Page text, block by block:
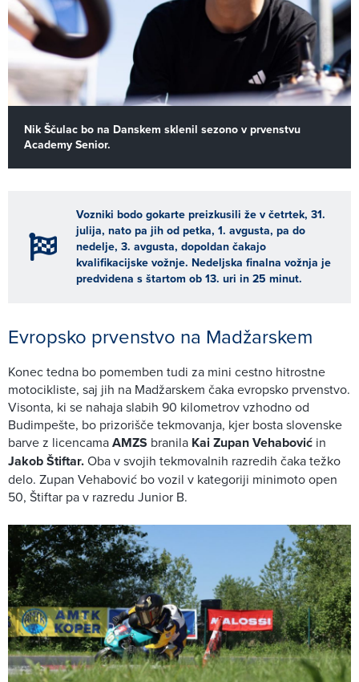
Nik Ščulac bo na Danskem sklenil sezono v prvenstvu
Academy Senior.
Vozniki bodo gokarte preizkusili že v četrtek, 31.
julija, nato pa jih od petka, 1. avgusta, pa do
nedelje, 3. avgusta, dopoldan čakajo
kvalifikacijske vožnje. Nedeljska finalna vožnja je
predvidena s štartom ob 13. uri in 25 minut.
Evropsko prvenstvo na Madžarskem
Konec tedna bo pomemben tudi za mini cestno hitrostne
motocikliste, saj jih na Madžarskem čaka evropsko prvenstvo.
Visonta, ki se nahaja slabih 90 kilometrov vzhodno od
Budimpešte, bo prizorišče tekmovanja, kjer bosta slovenske
barve z licencamaAMZS branila Kai Zupan Vehabović in
Jakob Štiftar.Oba v svojih tekmovalnih razredih čaka težko
delo. Zupan Vehabović bo vozil v kategoriji minimoto open
50, Štiftar pa v razredu Junior B.